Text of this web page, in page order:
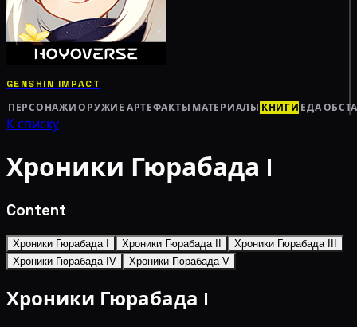
GENSHIN IMPACT
ПЕРСОНАЖИ ОРУЖИЕ АРТЕФАКТЫ МАТЕРИАЛЫ КНИГИ ЕДА
К списку
Хроники Гюрабада I
Content
Хроники Гюрабада I Хроники Гюрабада II
Хроники Гюрабада III
Хроники Гюрабада IV
Хроники Гюрабада V
Хроники Гюрабада I